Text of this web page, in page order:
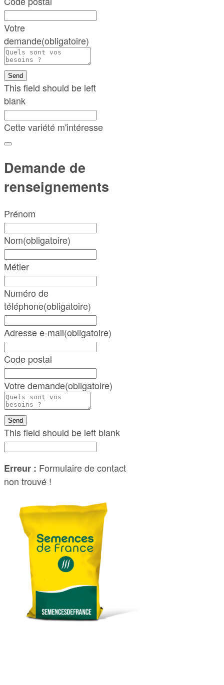
Votre
demande(obligatoire)
Send
This field should be left
blank
Cette variété m'intéresse
Demande de
renseignements
Prénom
Nom(obligatoire)
Métier
Numéro de
téléphone(obligatoire)
Adresse e-mail(obligatoire)
Code postal
Votre demande(obligatoire)
Send
This field should be left blank
Erreur : Formulaire de contact
non trouvé !